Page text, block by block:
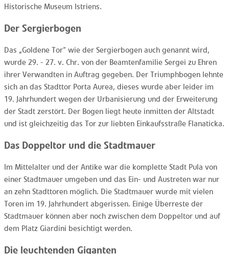
Historische Museum Istriens.
Der Sergierbogen
Das „Goldene Tor“ wie der Sergierbogen auch genannt wird,
wurde 29. - 27. v. Chr. von der Beamtenfamilie Sergei zu Ehren
ihrer Verwandten in Auftrag gegeben. Der Triumphbogen lehnte
sich an das Stadttor Porta Aurea, dieses wurde aber leider im
19. Jahrhundert wegen der Urbanisierung und der Erweiterung
der Stadt zerstört. Der Bogen liegt heute inmitten der Altstadt
und ist gleichzeitig das Tor zur liebten Einkaufsstraße Flanaticka.
Das Doppeltor und die Stadtmauer
Im Mittelalter und der Antike war die komplette Stadt Pula von
einer Stadtmauer umgeben und das Ein- und Austreten war nur
an zehn Stadttoren möglich. Die Stadtmauer wurde mit vielen
Toren im 19. Jahrhundert abgerissen. Einige Überreste der
Stadtmauer können aber noch zwischen dem Doppeltor und auf
dem Platz Giardini besichtigt werden.
Die leuchtenden Giganten